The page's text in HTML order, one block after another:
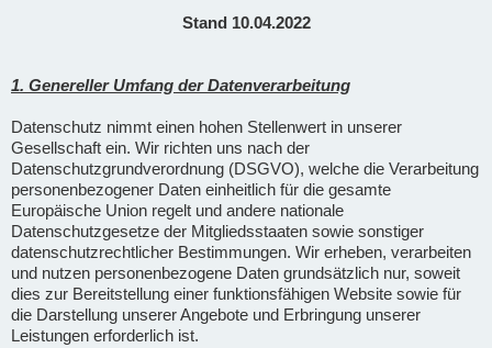
Stand 10.04.2022
1. Genereller Umfang der Datenverarbeitung
Datenschutz nimmt einen hohen Stellenwert in unserer
Gesellschaft ein. Wir richten uns nach der
Datenschutzgrundverordnung (DSGVO), welche die Verarbeitung
personenbezogener Daten einheitlich für die gesamte
Europäische Union regelt und andere nationale
Datenschutzgesetze der Mitgliedsstaaten sowie sonstiger
datenschutzrechtlicher Bestimmungen. Wir erheben, verarbeiten
und nutzen personenbezogene Daten grundsätzlich nur, soweit
dies zur Bereitstellung einer funktionsfähigen Website sowie für
die Darstellung unserer Angebote und Erbringung unserer
Leistungen erforderlich ist.